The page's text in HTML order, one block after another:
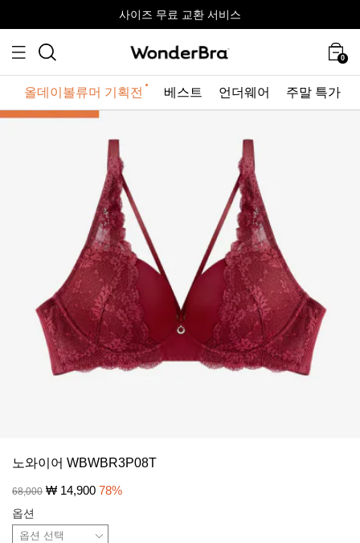
사이즈 무료 교환 서비스
올데이볼류머 기획전최대 10% 할인 쿠폰 + 사은품 증정
사이즈 무료 교환 서비스
올데이볼류머 기획전
0
올데이볼류머 기획전 베스트 언더웨어 주말 특가
노와이어 WBWBR3P08T
68,000 ₩ 14,900 78%
옵션